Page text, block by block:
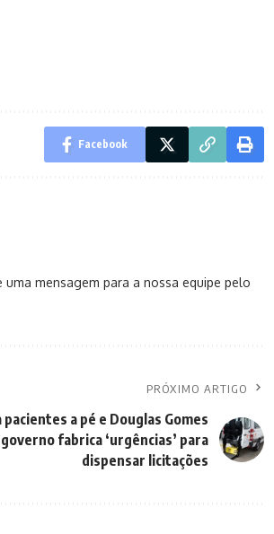
Facebook
mensagem para a nossa equipe pelo
PRÓXIMO ARTIGO
a pé e Douglas Gomes
fabrica ‘urgências’ para
dispensar licitações